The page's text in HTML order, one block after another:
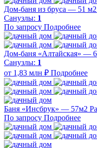
Дом-баня из бруса — 51 м2
Санузлы: 1
По запросу Подробнее
Дом-баня «Алтайская» —
Санузлы: 1
от 1,83 млн ₽ Подробнее
Баня «Инсбрук» — 57м2
По запросу Подробнее